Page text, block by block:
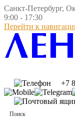
Санкт-Петербург,
9:00 - 17:30
Перейти к
+7